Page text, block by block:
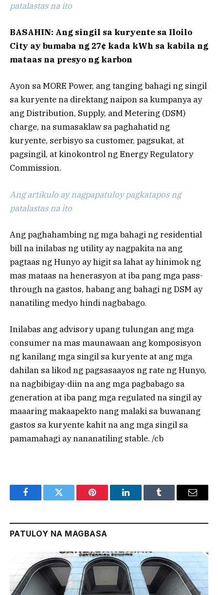
patalastas na ito
BASAHIN: Ang singil sa kuryente sa Iloilo
City ay bumaba ng 27¢ kada kWh sa kabila ng
mataas na presyo ng karbon
Ayon sa MORE Power, ang tanging bahagi ng singil
sa kuryente na direktang naipon sa kumpanya ay
ang Distribution, Supply, and Metering (DSM)
charge, na sumasaklaw sa paghahatid ng
kuryente, serbisyo sa customer, pagsukat, at
pagsingil, at kinokontrol ng Energy Regulatory
Commission.
Ang artikulo ay nagpapatuloy pagkatapos ng
patalastas na ito
Ang paghahambing ng mga bahagi ng residential
bill na inilabas ng utility ay nagpakita na ang
pagtaas ng Hunyo ay higit sa lahat ay hinimok ng
mas mataas na henerasyon at iba pang mga pass-
through na gastos, habang ang bahagi ng DSM ay
nanatiling medyo hindi nagbabago.
Inilabas ang advisory upang tulungan ang mga
consumer na mas maunawaan ang komposisyon
ng kanilang mga singil sa kuryente at ang mga
dahilan sa likod ng pagsasaayos ng rate ng Hunyo,
na nagbibigay-diin na ang mga pagbabago sa
generation at iba pang mga regulated na singil ay
maaaring makaapekto nang malaki sa buwanang
gastos sa kuryente kahit na ang mga singil sa
pamamahagi ay nananatiling stable. /cb
FacebookTwitter Pinterest LinkedInTumblr Email
PATULOY NA MAGBASA